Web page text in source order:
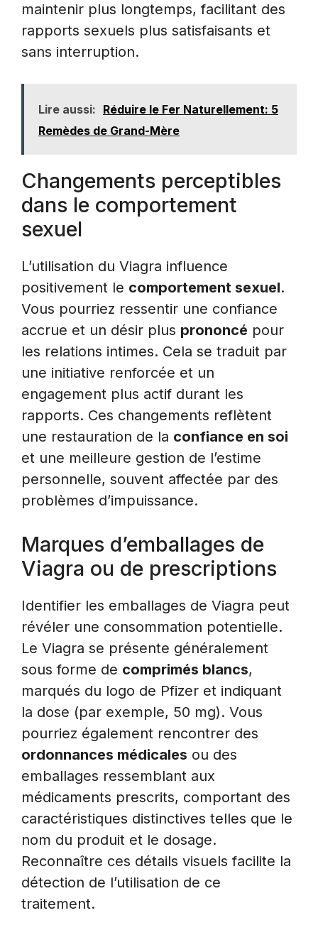
maintenir plus longtemps, facilitant des
rapports sexuels plus satisfaisants et
sans interruption.
Lire aussi: Réduire le Fer Naturellement: 5
Remèdes de Grand-Mère
Changements perceptibles
dans le comportement
sexuel
L’utilisation du Viagra influence
positivement le comportement sexuel.
Vous pourriez ressentir une confiance
accrue et un désir plus prononcé pour
les relations intimes. Cela se traduit par
une initiative renforcée et un
engagement plus actif durant les
rapports. Ces changements reflètent
une restauration de la confiance en soi
et une meilleure gestion de l’estime
personnelle, souvent affectée par des
problèmes d’impuissance.
Marques d’emballages de
Viagra ou de prescriptions
Identifier les emballages de Viagra peut
révéler une consommation potentielle.
Le Viagra se présente généralement
sous forme de comprimés blancs,
marqués du logo de Pfizer et indiquant
la dose (par exemple, 50 mg). Vous
pourriez également rencontrer des
ordonnances médicales ou des
emballages ressemblant aux
médicaments prescrits, comportant des
caractéristiques distinctives telles que le
nom du produit et le dosage.
Reconnaître ces détails visuels facilite la
détection de l’utilisation de ce
traitement.